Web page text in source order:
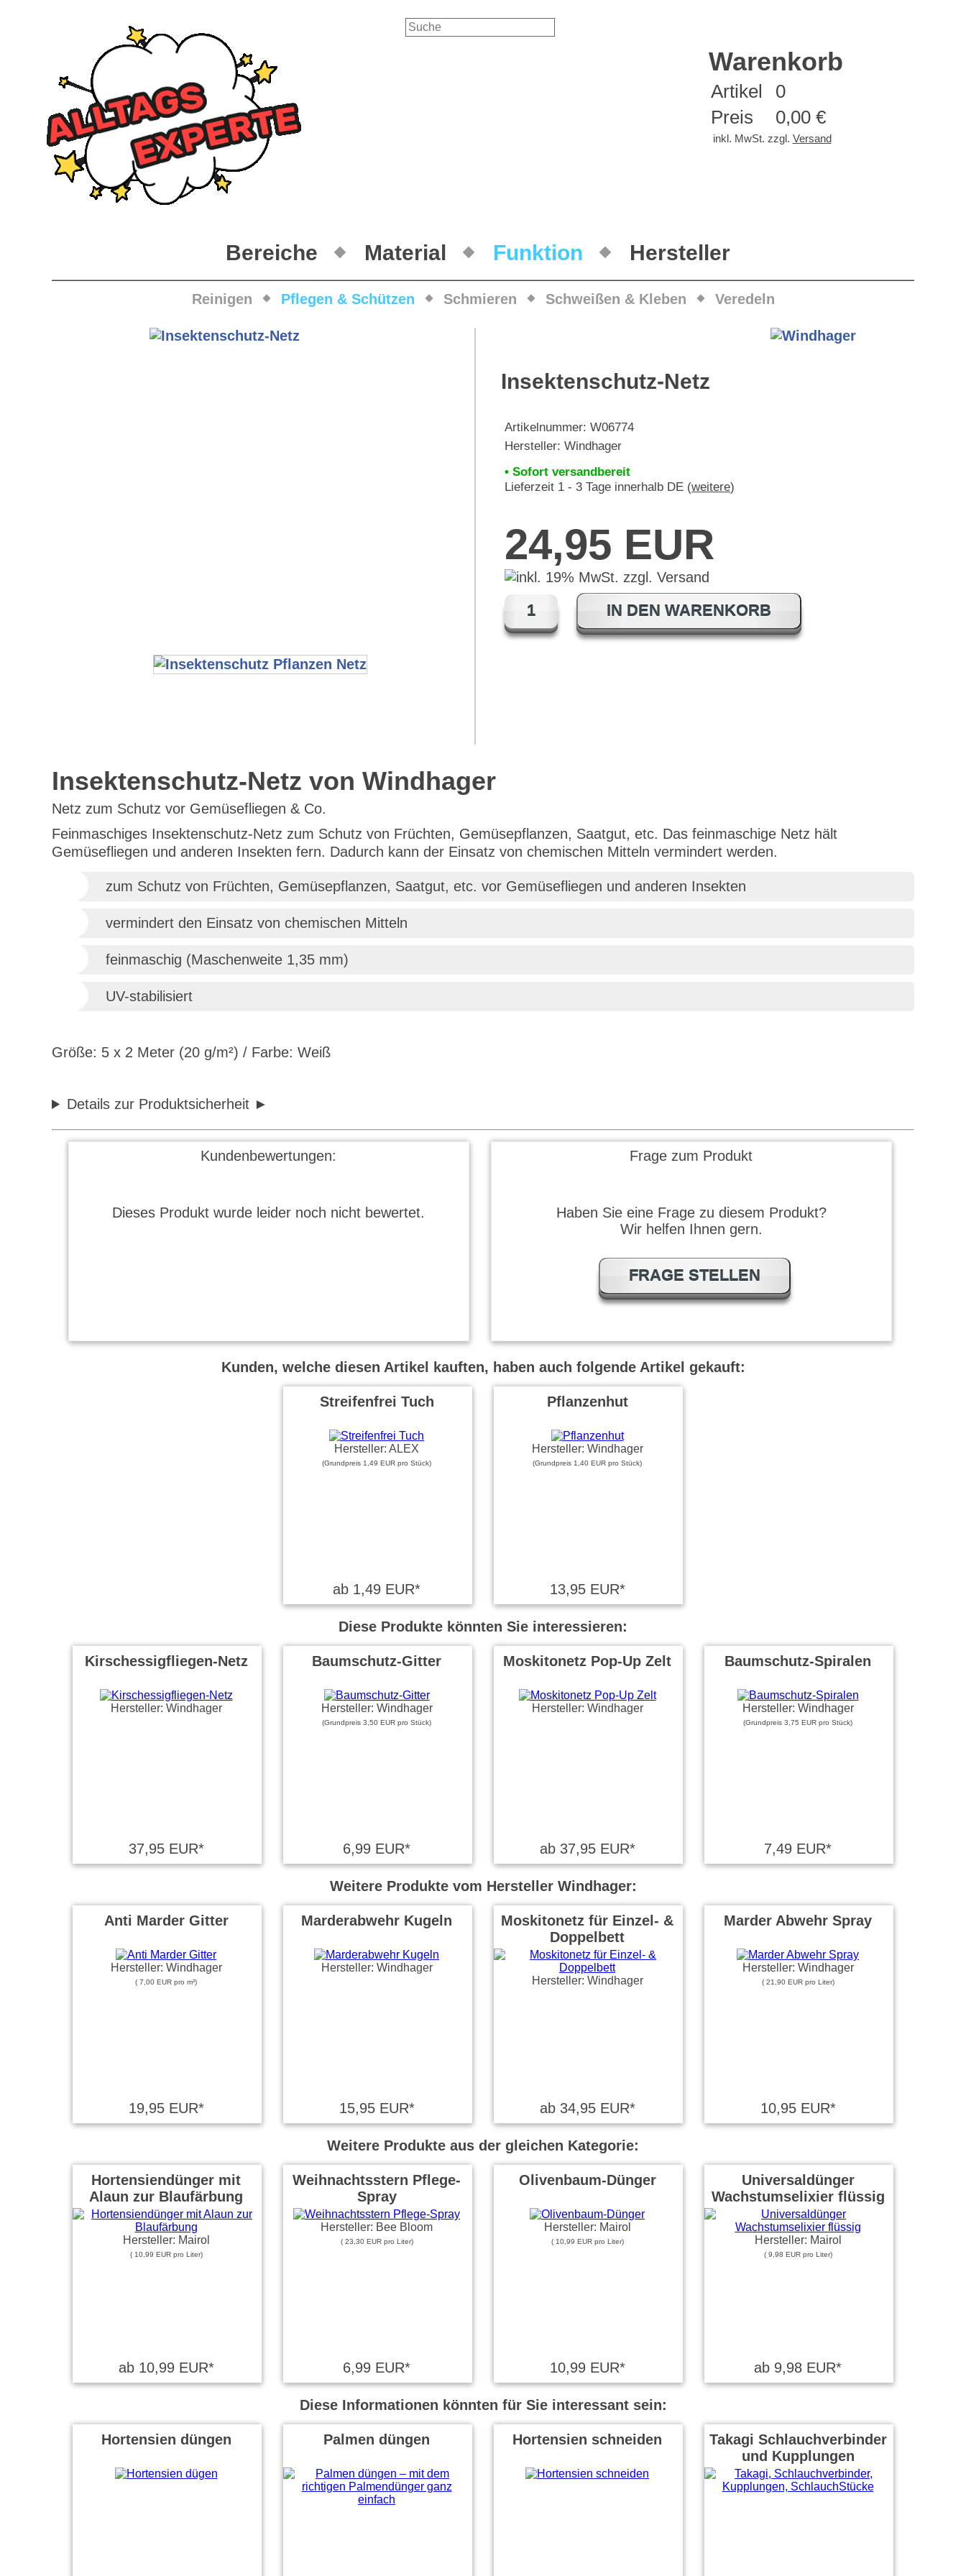
Warenkorb
Artikel
0
Preis
0,00 €
inkl. MwSt. zzgl. Versand
Bereiche Material Funktion Hersteller
Reinigen Pflegen & Schützen Schmieren Schweißen & Kleben Veredeln
Insektenschutz-Netz
Artikelnummer: W06774
Hersteller: Windhager
• Sofort versandbereit
Lieferzeit 1 - 3 Tage innerhalb DE (weitere)
24,95 EUR
IN DEN WARENKORB
Insektenschutz-Netz von Windhager
Netz zum Schutz vor Gemüsefliegen & Co.
Feinmaschiges Insektenschutz-Netz zum Schutz von Früchten, Gemüsepflanzen, Saatgut, etc. Das feinmaschige Netz hält
Gemüsefliegen und anderen Insekten fern. Dadurch kann der Einsatz von chemischen Mitteln vermindert werden.
zum Schutz von Früchten, Gemüsepflanzen, Saatgut, etc. vor Gemüsefliegen und anderen Insekten
vermindert den Einsatz von chemischen Mitteln
feinmaschig (Maschenweite 1,35 mm)
UV-stabilisiert
Größe: 5 x 2 Meter (20 g/m²) / Farbe: Weiß
Details zur Produktsicherheit
Kundenbewertungen:
Dieses Produkt wurde leider noch nicht bewertet.
Frage zum Produkt
Haben Sie eine Frage zu diesem Produkt?
Wir helfen Ihnen gern.
FRAGE STELLEN
Kunden, welche diesen Artikel kauften, haben auch folgende Artikel gekauft:
Streifenfrei Tuch
Hersteller: ALEX
(Grundpreis 1,49 EUR pro Stück)
ab 1,49 EUR*
Pflanzenhut
Hersteller: Windhager
(Grundpreis 1,40 EUR pro Stück)
13,95 EUR*
Diese Produkte könnten Sie interessieren:
Kirschessigfliegen-Netz
Hersteller: Windhager
37,95 EUR*
Baumschutz-Gitter
Hersteller: Windhager
(Grundpreis 3,50 EUR pro Stück)
6,99 EUR*
Moskitonetz Pop-Up Zelt
Hersteller: Windhager
ab 37,95 EUR*
Baumschutz-Spiralen
Hersteller: Windhager
(Grundpreis 3,75 EUR pro Stück)
7,49 EUR*
Weitere Produkte vom Hersteller Windhager:
Anti Marder Gitter
Hersteller: Windhager
( 7,00 EUR pro m²)
19,95 EUR*
Marderabwehr Kugeln
Hersteller: Windhager
15,95 EUR*
Moskitonetz für Einzel- &
Doppelbett
Hersteller: Windhager
ab 34,95 EUR*
Marder Abwehr Spray
Hersteller: Windhager
( 21,90 EUR pro Liter)
10,95 EUR*
Weitere Produkte aus der gleichen Kategorie:
Hortensiendünger mit
Alaun zur Blaufärbung
Hersteller: Mairol
( 10,99 EUR pro Liter)
ab 10,99 EUR*
Weihnachtsstern Pflege-
Spray
Hersteller: Bee Bloom
( 23,30 EUR pro Liter)
6,99 EUR*
Olivenbaum-Dünger
Hersteller: Mairol
( 10,99 EUR pro Liter)
10,99 EUR*
Universaldünger
Wachstumselixier flüssig
Hersteller: Mairol
( 9,98 EUR pro Liter)
ab 9,98 EUR*
Diese Informationen könnten für Sie interessant sein:
Hortensien düngen Palmen düngen Hortensien schneiden
Takagi Schlauchverbinder
und Kupplungen